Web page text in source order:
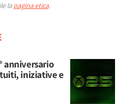
la pagina etica.
anniversario
iniziative e